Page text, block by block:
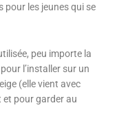
pour les jeunes qui se
peu importe la
l’installer sur un
(elle vient avec
et pour garder au